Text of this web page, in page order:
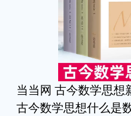
当当网 古今数学思想
古今数学思想什么是